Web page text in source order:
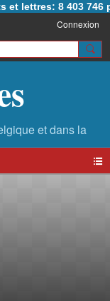
lettres: 8 403 746
Connexion